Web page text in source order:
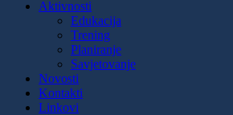
Aktivnosti
Edukacija
Trening
Planiranje
Savjetovanje
Novosti
Kontakti
Linkovi